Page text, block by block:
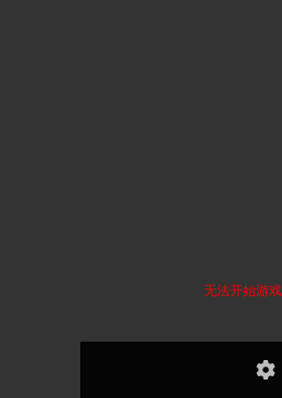
无法开始游戏